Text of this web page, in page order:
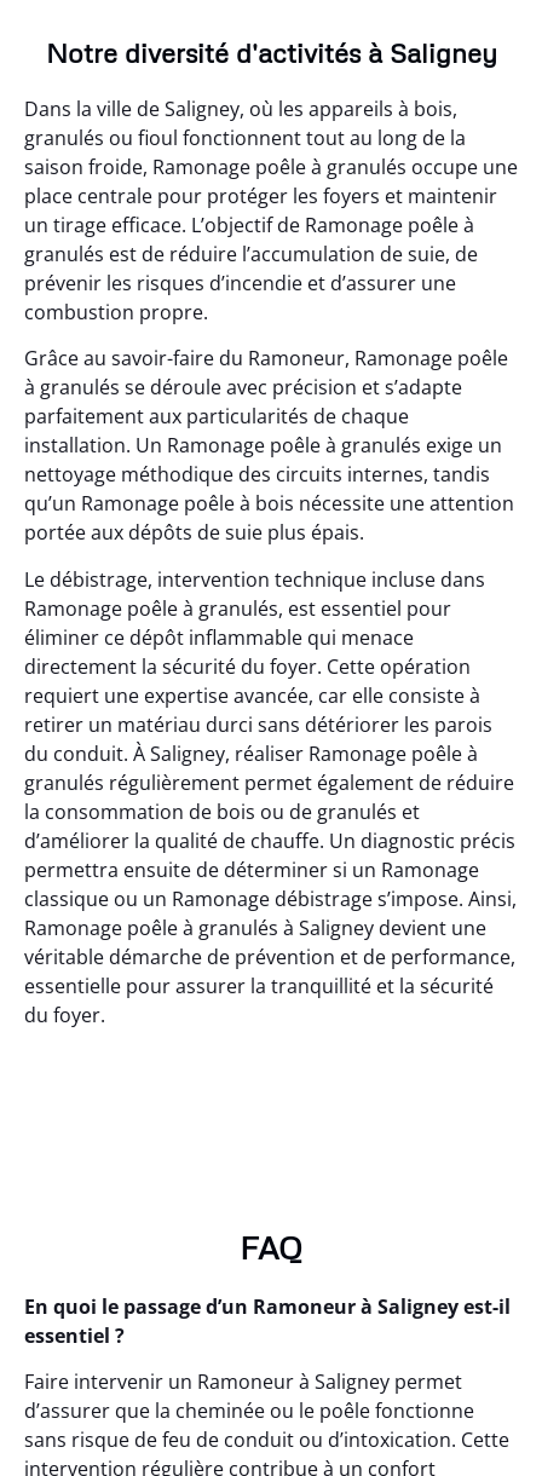
Notre diversité d'activités à Saligney
Dans la ville de Saligney, où les appareils à bois,
granulés ou fioul fonctionnent tout au long de la
saison froide, Ramonage poêle à granulés occupe une
place centrale pour protéger les foyers et maintenir
un tirage efficace. L’objectif de Ramonage poêle à
granulés est de réduire l’accumulation de suie, de
prévenir les risques d’incendie et d’assurer une
combustion propre.
Grâce au savoir-faire du Ramoneur, Ramonage poêle
à granulés se déroule avec précision et s’adapte
parfaitement aux particularités de chaque
installation. Un Ramonage poêle à granulés exige un
nettoyage méthodique des circuits internes, tandis
qu’un Ramonage poêle à bois nécessite une attention
portée aux dépôts de suie plus épais.
Le débistrage, intervention technique incluse dans
Ramonage poêle à granulés, est essentiel pour
éliminer ce dépôt inflammable qui menace
directement la sécurité du foyer. Cette opération
requiert une expertise avancée, car elle consiste à
retirer un matériau durci sans détériorer les parois
du conduit. À Saligney, réaliser Ramonage poêle à
granulés régulièrement permet également de réduire
la consommation de bois ou de granulés et
d’améliorer la qualité de chauffe. Un diagnostic précis
permettra ensuite de déterminer si un Ramonage
classique ou un Ramonage débistrage s’impose. Ainsi,
Ramonage poêle à granulés à Saligney devient une
véritable démarche de prévention et de performance,
essentielle pour assurer la tranquillité et la sécurité
du foyer.
FAQ
En quoi le passage d’un Ramoneur à Saligney est-il
essentiel ?
Faire intervenir un Ramoneur à Saligney permet
d’assurer que la cheminée ou le poêle fonctionne
sans risque de feu de conduit ou d’intoxication. Cette
intervention régulière contribue à un confort